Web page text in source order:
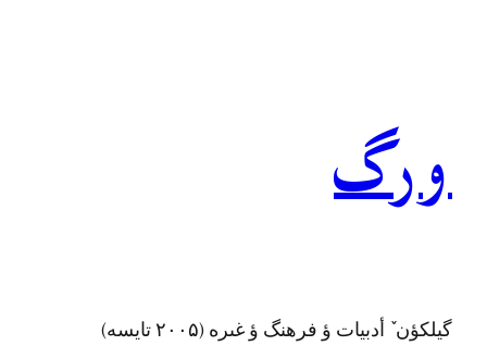
ورگ
گيلکؤن ٚ أدبیات ؤ فرهنگ ؤ غىره (۲۰۰۵ تايسه)